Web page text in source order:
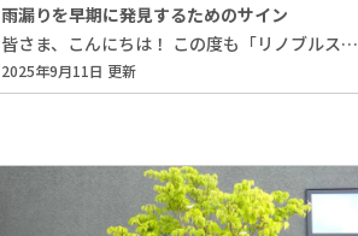
雨漏りを早期に発見するためのサイン
皆さま、こんにちは！ この度も「リノブルスタッフブログ」にお越しいただき、ありがとうございます！ レアテック株式会社の奥田りさです。 9月も中旬を迎え、朝晩は少しずつ涼しさを感じるようになってきましたね。 ですが、この時期は台風や急な豪雨が多く、アパートやマンションでも雨漏りの調査や補修の ご依頼が増える季節になります。 普段は問題のない建物でも、大雨や強風が重なると一気に漏水が起こり、 オーナー様やご入居者様にとって大きな悩みの種となります。 そこで今回は、雨漏りを早期に発見するためのサインを一部ご紹介したいと思います！ まずは下記の写真をご覧ください。 ※外壁にひび割れが発生している状況 ※サッシ水切りの取り合いシーリングが劣化している状況 ※内壁のクロスが剥がれている状況 これらの写真の劣化状況について、 「外壁のひび割れ」や「シーリング材の劣化」は、そこから雨水が浸入する恐れのある状態です。 また、「内壁のクロスの剥がれ」は、実際に雨水が建物の内部まで回っているケースの一例といえます。 雨漏りは「ちょっと水が染みているだけ」と油断して放っておくと、実はどんどん内部まで回ってしまうのです。 壁の中や天井裏に湿気がこもり、構造材や断熱材まで傷めてしまうケースも少なくありません。 表面のシミやクロスの浮きは“氷山の一角”。 見えない部分で被害が進んでしまう前に、早めの点検・補修が安心につながりますよ。 このような箇所が皆さまのお住いにも無いか、ぜひチェックしてみてくださいね！ ここからは、雨漏りを早期に発見するためのサインを、「室内」と「外部」に分けてご紹介していきます！ 【室内の雨漏りサイン】 ・天井や壁、床のシミ・変色 雨水が浸入すると、壁や天井、床材が湿気を含み、シミや変色として現れることがあります。 ・クロスの剥がれや浮き 内部に湿気がまわることでクロスの接着剤が弱まり、膨らんだり剥がれたりすることがあります。 ・サッシ廻りの水滴 サッシ廻りのシーリング材が劣化すると、その隙間から雨水が入り込み、水滴として現れることがあります。 【外部の雨漏りサイン】 ・屋上やバルコニー防水層の膨れやひび割れ 屋上やバルコニーの防水層に膨れやひび割れが生じ、雨水が浸入することがあります。 ・外壁のひび割れ 外壁に発生したひび割れが原因で、雨水が建物内部に入り込むことがあります。 浸入した雨水により、鉄筋コンクリートの腐食や建物強度の低下を招くこともあります。 ・バルコニーや排水口の詰まり 落ち葉やゴミが原因で排水できず、豪雨時にオーバーフローが発生し、雨漏りにつながる場合があります。 ・サッシ廻りのシーリング劣化 シーリング材のひび割れや破断部から雨水が浸入する場合があります。 以上が、代表的な雨漏りのサインになります。 もちろん、雨漏りの兆候は他にもさまざまありますので、 日頃から建物全体を注意深くチェックすることが大切です。 近年の異常気象により、雨漏りは「いつ起きてもおかしくないトラブル」と言えます。 特に集合住宅では、被害が複数の住戸に広がる可能性もあるため、 定期的な点検と早期対応が建物を守る鍵になります。 ぜひ、今回の内容をご参考にしていただければ幸いです。 それでは、この度も最後まで「リノブルスタッフブログ」をお読みいただきありがとうございました。 次回もよろしくお願いいたします！ リノブルは、 北陸3県 石川県 富山県 福井県 金沢市 白山市 野々市市 かほく市 河北郡 津幡町 内灘町 小松市 能美市 加賀市 など 地域密着で多くの信頼と実績を積み重ねてきた、建物診断、外壁塗装、外壁タイル改修、雨漏り補修、防水工事 大規模修繕のプロフェッショナル集団です。 ビル マンション アパート 収益物件 病院 学校 工場 倉庫 などの タイルの欠損 タイルの剥落 漏水 水漏れ 雨漏り を見付けたら、 調査診断 打診調査 赤外線調査 定期調査 改修工事 修繕工事 防水工事 塗装工事 は 「RENOBLE/リノブル」 「レアテック株式会社」 「ウォールドック株式会社」へ．．． 住宅の 屋根・外壁の塗装工事 防水工事 リフォーム は．．． 「プロタイムズ金沢駅西店」 「プロタイムズ富山中央店」 にお任せ下さい‼ 外装劣化診断士による建物調査診断を無料で行っております‼ 他社にはない『徹底した調査診断と卓越した施工技術』でオーナー様の建物をお守り致します。 これまで積み重ねてきた信頼と実績に恥じぬよう、誠心誠意対応させていただきます。 ■お見積もり・ご相談・お問い合わせはこちらから！
2025年9月11日 更新